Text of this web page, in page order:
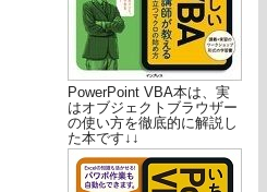
PowerPoint VBA本は、実
はオブジェクトブラウザー
の使い方を徹底的に解説し
た本です↓↓